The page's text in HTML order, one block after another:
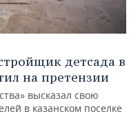
детсада в
на претензии
высказал свою
в казанском поселке